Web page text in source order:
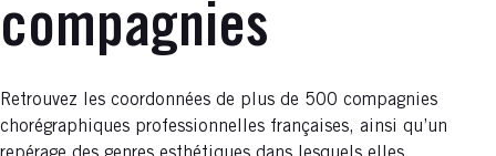
compagnies
Retrouvez les coordonnées de plus de 500 compagnies
chorégraphiques professionnelles françaises, ainsi qu’un